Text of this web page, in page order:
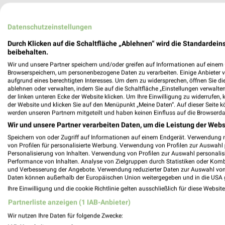
Gesundheit & Ärzte Angebote
3 Prospekte
SANICARE DocMorris
Datenschutzeinstellungen
Durch Klicken auf die Schaltfläche „Ablehnen“ wird die
beibehalten.
Wir und unsere Partner speichern und/oder greifen auf Informationen auf einem
Browserspeichern, um personenbezogene Daten zu verarbeiten. Einige
aufgrund eines berechtigten Interesses. Um dem zu widersprechen, öffnen Sie
ablehnen oder verwalten, indem Sie auf die Schaltfläche „Einstellungen
der linken unteren Ecke der Website klicken. Um Ihre Einwilligung zu
der Website und klicken Sie auf den Menüpunkt „Meine Daten“. Auf dieser
werden unseren Partnern mitgeteilt und haben keinen Einfluss auf die
Wir und unsere Partner verarbeiten Daten, um die Leistung der
Speichern von oder Zugriff auf Informationen auf einem Endgerät. Verwendung
von Profilen für personalisierte Werbung. Verwendung von Profilen zur
Personalisierung von Inhalten. Verwendung von Profilen zur Auswahl
Performance von Inhalten. Analyse von Zielgruppen durch Statistiken oder
und Verbesserung der Angebote. Verwendung reduzierter Daten zur Auswahl
Daten können außerhalb der Europäischen Union weitergegeben und in die USA
Ihre Einwilligung und die cookie Richtlinie gelten ausschließlich für diese
Partnerliste anzeigen (1 IAB-Anbieter)
Wir nutzen Ihre Daten für folgende Zwecke: